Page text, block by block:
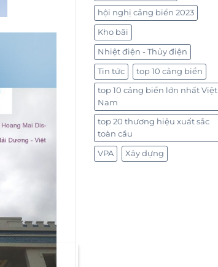
hội nghị cảng biển 2023
Kho bãi
Nhiệt điện - Thủy điện
Tin tức top 10 cảng biển
top 10 cảng biển lớn nhất Việt
Nam
top 20 thương hiệu xuất sắc
toàn cầu
VPA Xây dựng